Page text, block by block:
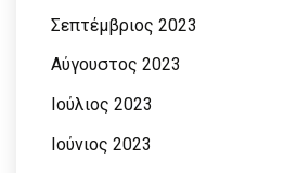
Σεπτέμβριος 2023
Αύγουστος 2023
Ιούλιος 2023
Ιούνιος 2023